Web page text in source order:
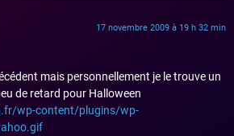
17 novembre 2009 à 19 h 32 min
mais personnellement je le trouve un
de retard pour Halloween
wp-content/plugins/wp-